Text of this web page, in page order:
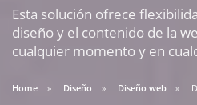
Esta solución ofrece
diseño y el contenido de la
cualquier momento y en
Home Diseño Diseño web